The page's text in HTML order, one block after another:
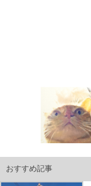
おすすめ記事